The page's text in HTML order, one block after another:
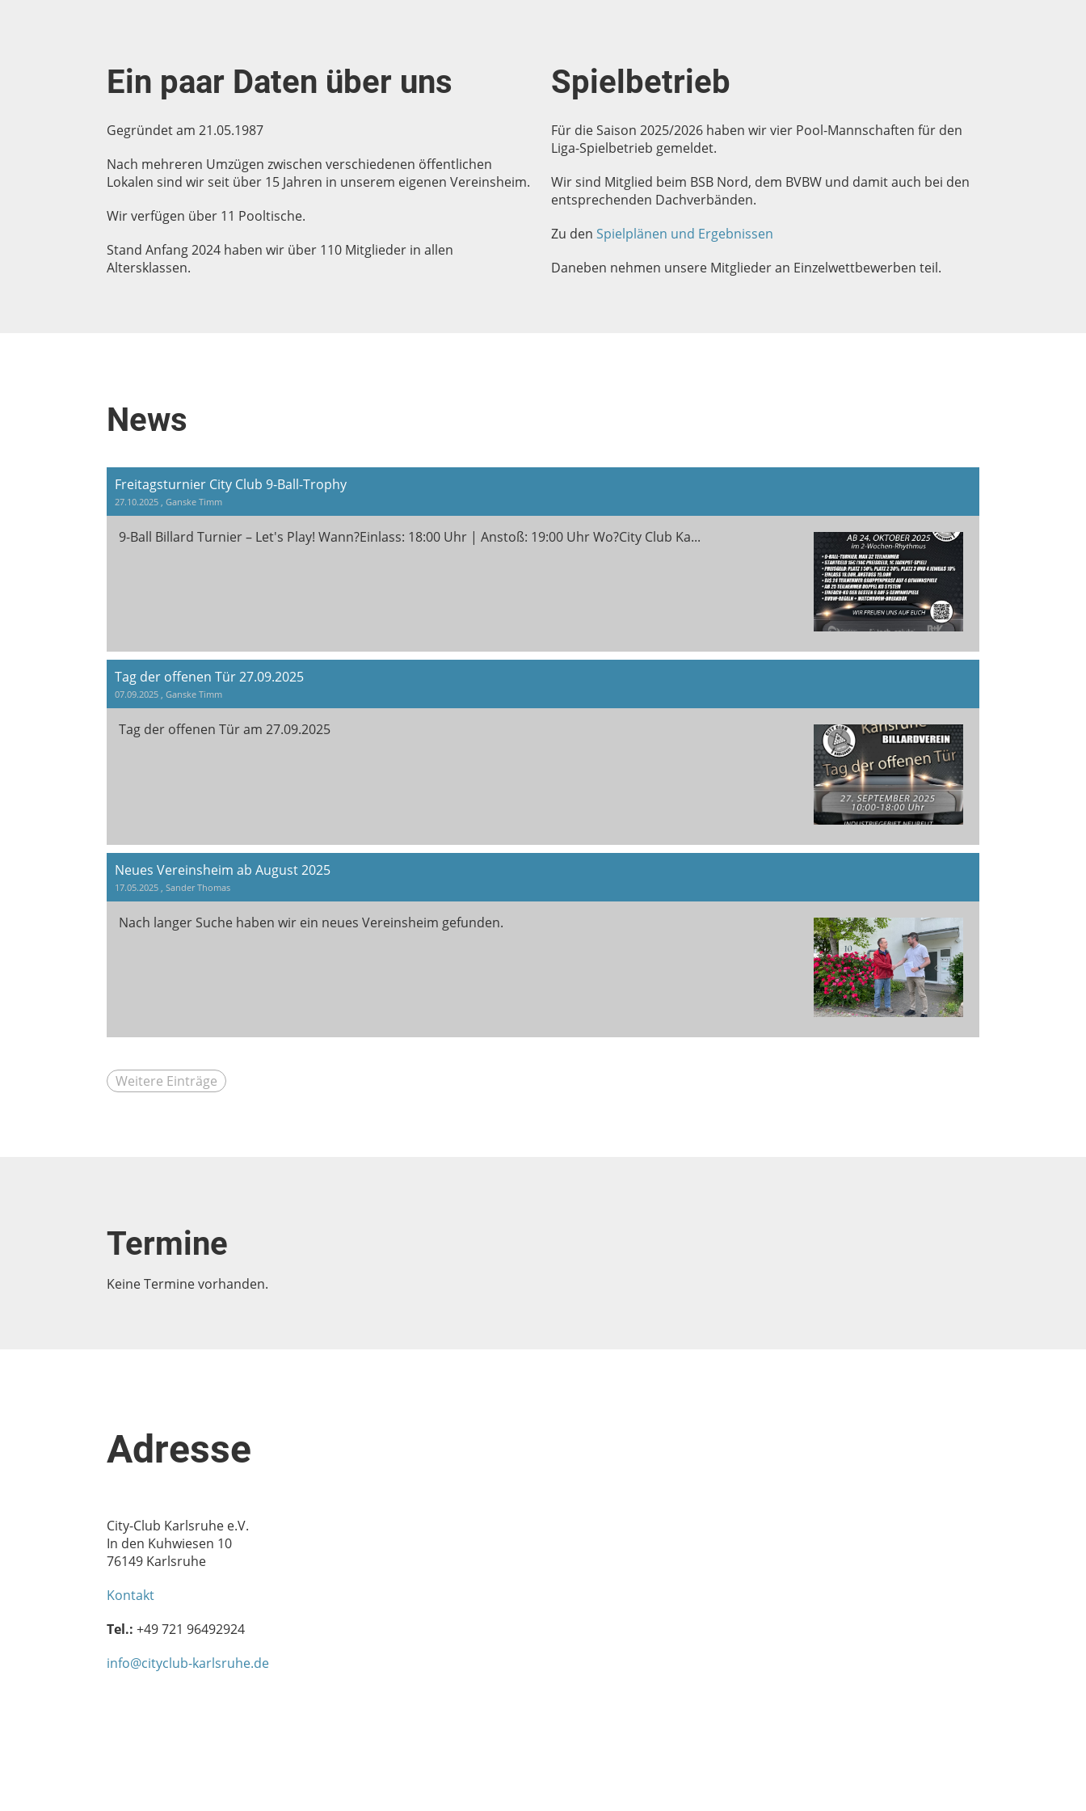
Ein paar Daten über uns
Gegründet am 21.05.1987
Nach mehreren Umzügen zwischen verschiedenen öffentlichen
Lokalen sind wir seit über 15 Jahren in unserem eigenen Vereinsheim.
Wir verfügen über 11 Pooltische.
Stand Anfang 2024 haben wir über 110 Mitglieder in allen
Altersklassen.
Spielbetrieb
Für die Saison 2025/2026 haben wir vier Pool-Mannschaften für den
Liga-Spielbetrieb gemeldet.
Wir sind Mitglied beim BSB Nord, dem BVBW und damit auch bei den
entsprechenden Dachverbänden.
Zu den Spielplänen und Ergebnissen
Daneben nehmen unsere Mitglieder an Einzelwettbewerben teil.
News
Freitagsturnier City Club 9-Ball-Trophy
27.10.2025 , Ganske Timm
9-Ball Billard Turnier – Let's Play! Wann?Einlass: 18:00 Uhr | Anstoß: 19:00 Uhr Wo?City Club Ka...
Tag der offenen Tür 27.09.2025
07.09.2025 , Ganske Timm
Tag der offenen Tür am 27.09.2025
Neues Vereinsheim ab August 2025
17.05.2025 , Sander Thomas
Nach langer Suche haben wir ein neues Vereinsheim gefunden.
Weitere Einträge
Termine
Keine Termine vorhanden.
Adresse
City-Club Karlsruhe e.V.
In den Kuhwiesen 10
76149 Karlsruhe
Kontakt
Tel.: +49 721 96492924
info@cityclub-karlsruhe.de